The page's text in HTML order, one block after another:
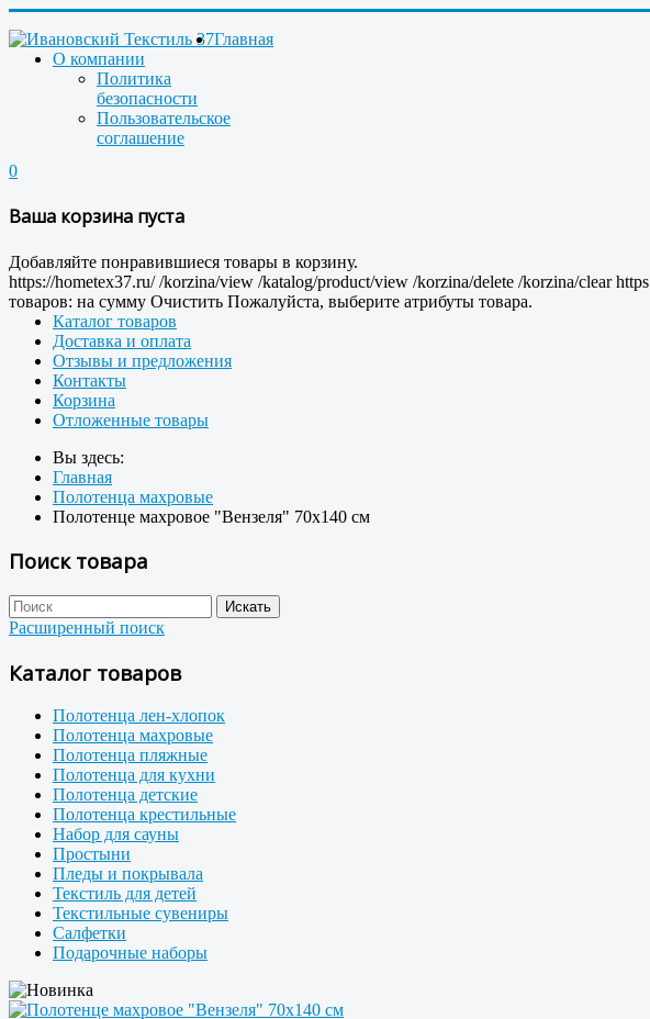
0
Ваша корзина пуста
Добавляйте понравившиеся товары в корзину.
https://hometex37.ru/ /korzina/view /katalog/product/view /korzina/delete /korzina/clear
товаров: на сумму Очистить Пожалуйста, выберите атрибуты товара.
Главная
О компании
Политика
безопасности
Пользовательское
соглашение
Каталог товаров
Доставка и оплата
Отзывы и предложения
Контакты
Корзина
Отложенные товары
Вы здесь:
Главная
Полотенца махровые
Полотенце махровое "Вензеля" 70x140 см
Поиск товара
Расширенный поиск
Каталог товаров
Полотенца лен-хлопок
Полотенца махровые
Полотенца пляжные
Полотенца для кухни
Полотенца детские
Полотенца крестильные
Набор для сауны
Простыни
Пледы и покрывала
Текстиль для детей
Текстильные сувениры
Салфетки
Подарочные наборы